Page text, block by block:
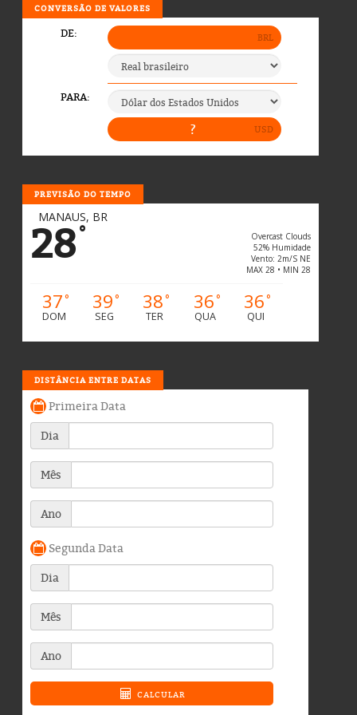
CONVERSÃO DE VALORES
PREVISÃO DO TEMPO
MANAUS, BR
28°
Overcast Clouds
52% Humidade
Vento: 2m/s NE
MAX 28 • MIN 28
37°
DOM
39°
SEG
38°
TER
36°
QUA
36°
QUI
DISTÂNCIA ENTRE DATAS